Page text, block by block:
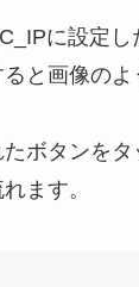
に設定
と画像のよ
ボタンを
ます。